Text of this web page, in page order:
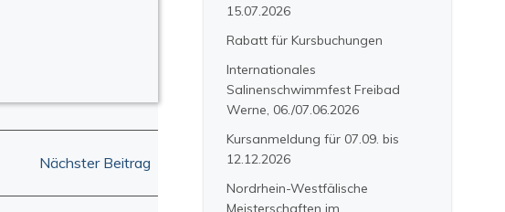
Nächster Beitrag
15.07.2026
Rabatt für Kursbuchungen
Internationales
Salinenschwimmfest Freibad
Werne, 06./07.06.2026
Kursanmeldung für 07.09. bis
12.12.2026
Nordrhein-Westfälische
Meisterschaften im